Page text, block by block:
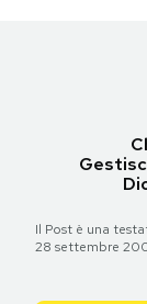
Il Post è una
28 settembre